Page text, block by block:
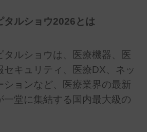
タルショウ2026とは
タルショウは、医療機器、医
セキュリティ、医療DX 、ネッ
ションなど、医療業界の最新
一堂に集結する国内最大級の